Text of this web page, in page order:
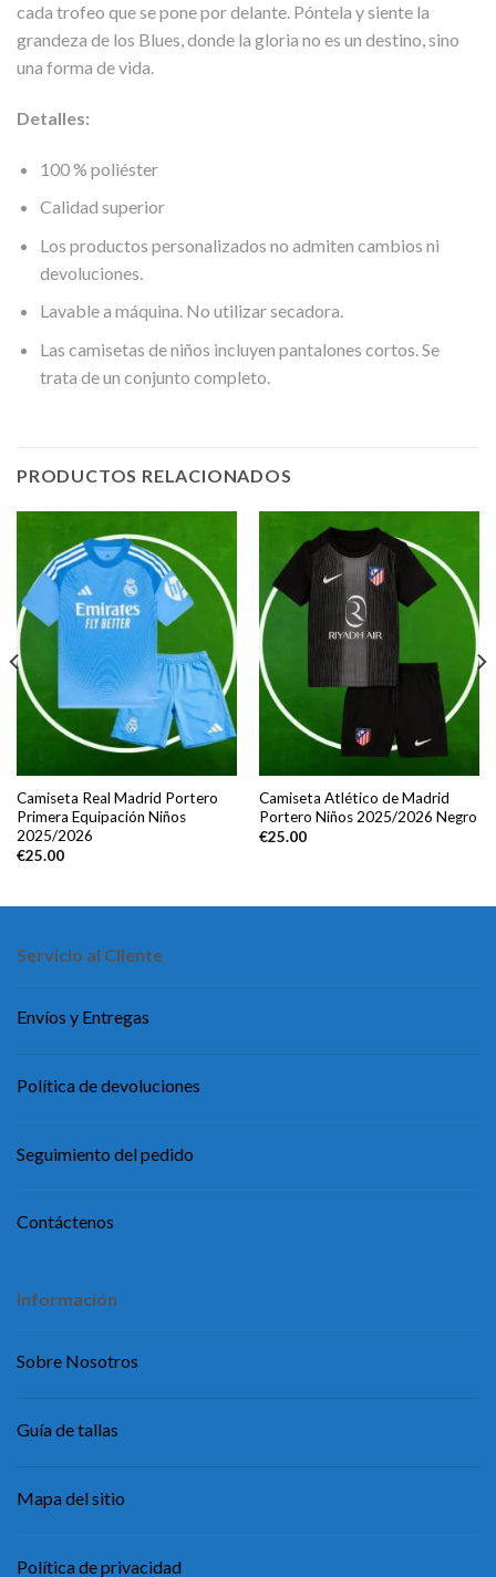
cada trofeo que se pone por delante. Póntela y siente la
grandeza de los Blues, donde la gloria no es un destino, sino
una forma de vida.
Detalles:
100 % poliéster
Calidad superior
Los productos personalizados no admiten cambios ni
devoluciones.
Lavable a máquina. No utilizar secadora.
Las camisetas de niños incluyen pantalones cortos. Se
trata de un conjunto completo.
PRODUCTOS RELACIONADOS
Camiseta Real Madrid Portero
Primera Equipación Niños
2025/2026
€25.00
Camiseta Atlético de Madrid
Portero Niños 2025/2026 Negro
€25.00
Servicio al Cliente
Envíos y Entregas
Política de devoluciones
Seguimiento del pedido
Contáctenos
Información
Sobre Nosotros
Guía de tallas
Mapa del sitio
Política de privacidad